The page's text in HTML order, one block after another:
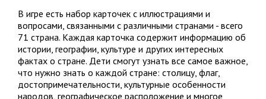
В игре есть набор карточек с иллюстрациями и
вопросами, связанными с различными странами - всего
71 страна. Каждая карточка содержит информацию об
истории, географии, культуре и других интересных
фактах о стране. Дети смогут узнать все самое важное,
что нужно знать о каждой стране: столицу, флаг,
достопримечательности, культурные особенности
народов, географическое расположение и многое